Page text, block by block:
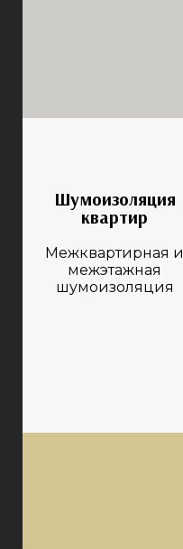
Шумоизоляция
квартир
Межквартирная и
межэтажная
шумоизоляция